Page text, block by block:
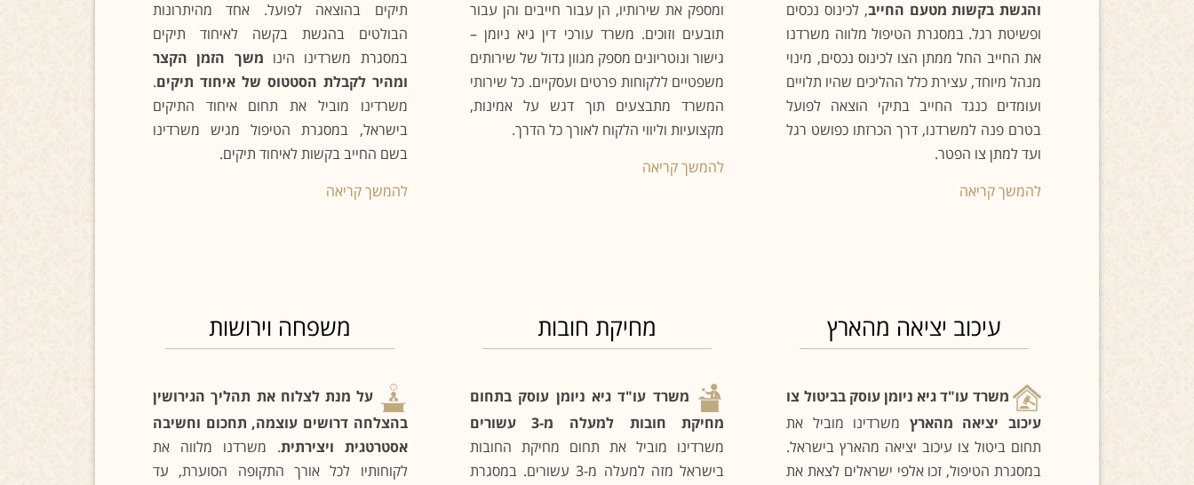
תיקים בהוצאה לפועל. אחד מהיתרונות
הבולטים בהגשת בקשה לאיחוד תיקים
במסגרת משרדינו הינו משך הזמן הקצר
ומהיר לקבלת הסטטוס של איחוד תיקים.
משרדינו מוביל את תחום איחוד התיקים
בישראל, במסגרת הטיפול מגיש משרדינו
בשם החייב בקשות לאיחוד תיקים.
להמשך קריאה
ומספק את שירותיו, הן עבור חייבים והן עבור
תובעים וזוכים. משרד עורכי דין גיא ניומן –
גישור ונוטריונים מספק מגוון גדול של שירותים
משפטיים ללקוחות פרטים ועסקיים. כל שירותי
המשרד מתבצעים תוך דגש על אמינות,
מקצועיות וליווי הלקוח לאורך כל הדרך.
להמשך קריאה
והגשת בקשות מטעם החייב, לכינוס נכסים
ופשיטת רגל. במסגרת הטיפול מלווה משרדנו
את החייב החל ממתן הצו לכינוס נכסים, מינוי
מנהל מיוחד, עצירת כלל ההליכים שהיו תלויים
ועומדים כנגד החייב בתיקי הוצאה לפועל
בטרם פנה למשרדנו, דרך הכרזתו כפושט רגל
ועד למתן צו הפטר.
להמשך קריאה
משפחה וירושות
על מנת לצלוח את תהליך הגירושין
בהצלחה דרושים עוצמה, תחכום וחשיבה
אסטרטגית ויצירתית. משרדנו מלווה את
לקוחותיו לכל אורך התקופה הסוערת, עד
מחיקת חובות
משרד עו"ד גיא ניומן עוסק בתחום
מחיקת חובות למעלה מ-3 עשורים
משרדינו מוביל את תחום מחיקת החובות
בישראל מזה למעלה מ-3 עשורים. במסגרת
עיכוב יציאה מהארץ
משרד עו"ד גיא ניומן עוסק בביטול צו
עיכוב יציאה מהארץ משרדינו מוביל את
תחום ביטול צו עיכוב יציאה מהארץ בישראל.
במסגרת הטיפול, זכו אלפי ישראלים לצאת את